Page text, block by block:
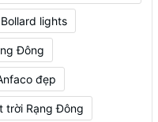
Bollard lights
Đông
đẹp
trời Rạng Đông